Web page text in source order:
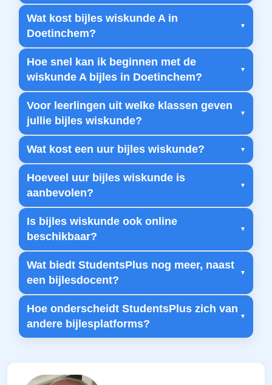
Wat kost bijles wiskunde A in
Doetinchem?
Hoe snel kan ik beginnen met de
wiskunde A bijles in Doetinchem?
Voor leerlingen uit welke klassen geven
jullie bijles wiskunde?
Wat kost een uur bijles wiskunde?
Hoeveel uur bijles wiskunde is
aanbevolen?
Is bijles wiskunde ook online
beschikbaar?
Wat biedt StudentsPlus nog meer, naast
een bijlesdocent?
Hoe onderscheidt StudentsPlus zich van
andere bijlesplatforms?